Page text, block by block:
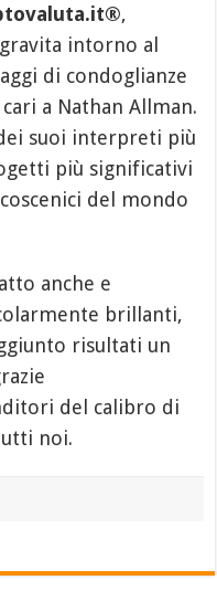
,
intorno al
di condoglianze
a Nathan Allman.
suoi interpreti più
più significativi
del mondo
anche e
brillanti,
risultati un
del calibro di
noi.